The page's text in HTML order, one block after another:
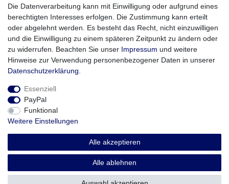
Typ: DVD+R
Speichergröße: 4,7 GB
Aufnahmezeit: 120 Minuten
Maximale Geschwindigkeit: 16-fach
Anzahl: 10 Rohlinge
Verpackung: kompakte Spindel/Cakebox
Impressum
Widerrufs­recht Vertrag widerrufen
Die Datenverarbeitung kann mit Einwilligung oder aufgrund eines
berechtigten Interesses erfolgen. Die Zustimmung kann erteilt
oder abgelehnt werden. Es besteht das Recht, nicht einzuwilligen
und die Einwilligung zu einem späteren Zeitpunkt zu ändern oder
zu widerrufen. Beachten Sie unser Impressum und weitere
Hinweise zur Verwendung personenbezogener Daten in unserer
Daten­schutz­erklärung
Essenziell
PayPal
Funktional
Weitere Einstellungen
Alle akzeptieren
Alle ablehnen